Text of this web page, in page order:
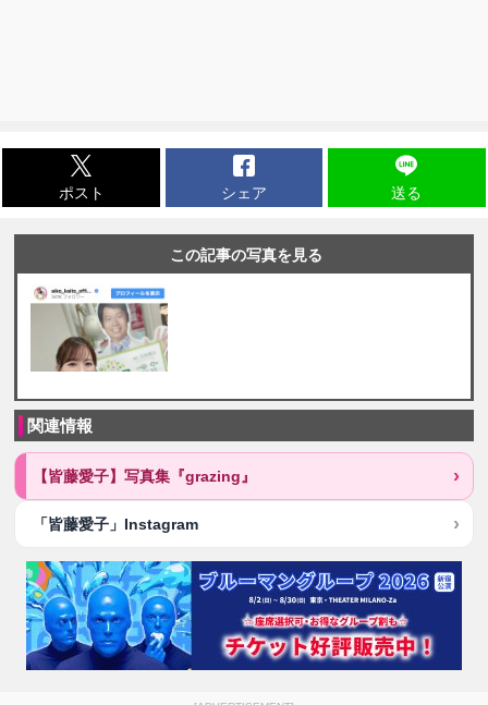
ポスト シェア 送る
この記事の写真を見る
関連情報
【皆藤愛子】写真集『grazing』
「皆藤愛子」Instagram